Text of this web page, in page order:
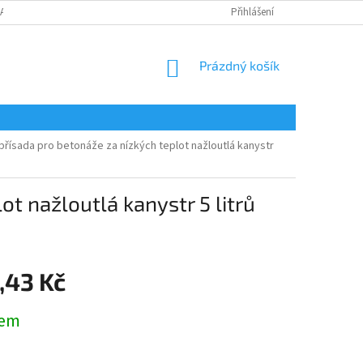
FORMULÁŘ Přihlášení
NÁKUPNÍ
Prázdný košík
pro betonáže za nízkých teplot nažloutlá kanystr
nažloutlá kanystr 5 litrů
Kč